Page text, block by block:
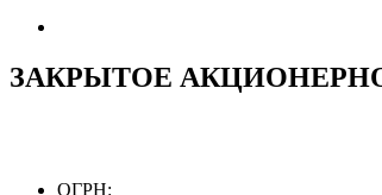
ЗАКРЫТОЕ
ОГРН: